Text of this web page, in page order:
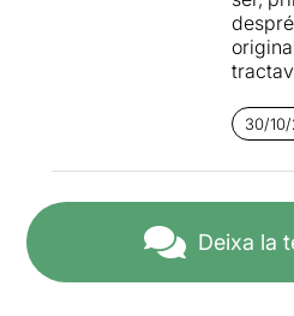
cap
pocs
30/10/
Deixa la